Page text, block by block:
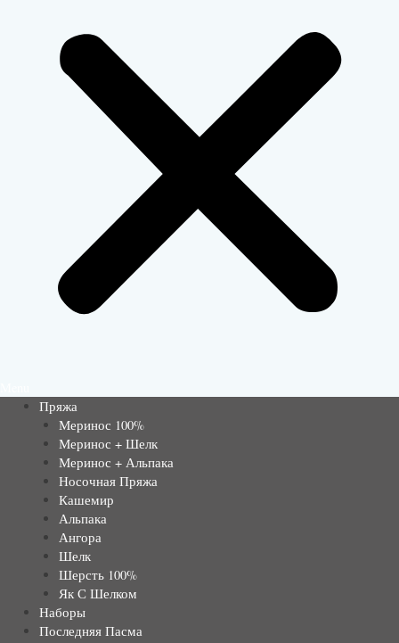
Пряжа
Меринос 100%
Меринос + Шелк
Меринос + Альпака
Носочная Пряжа
Кашемир
Альпака
Ангора
Шелк
Шерсть 100%
Як С Шелком
Наборы
Последняя Пасма